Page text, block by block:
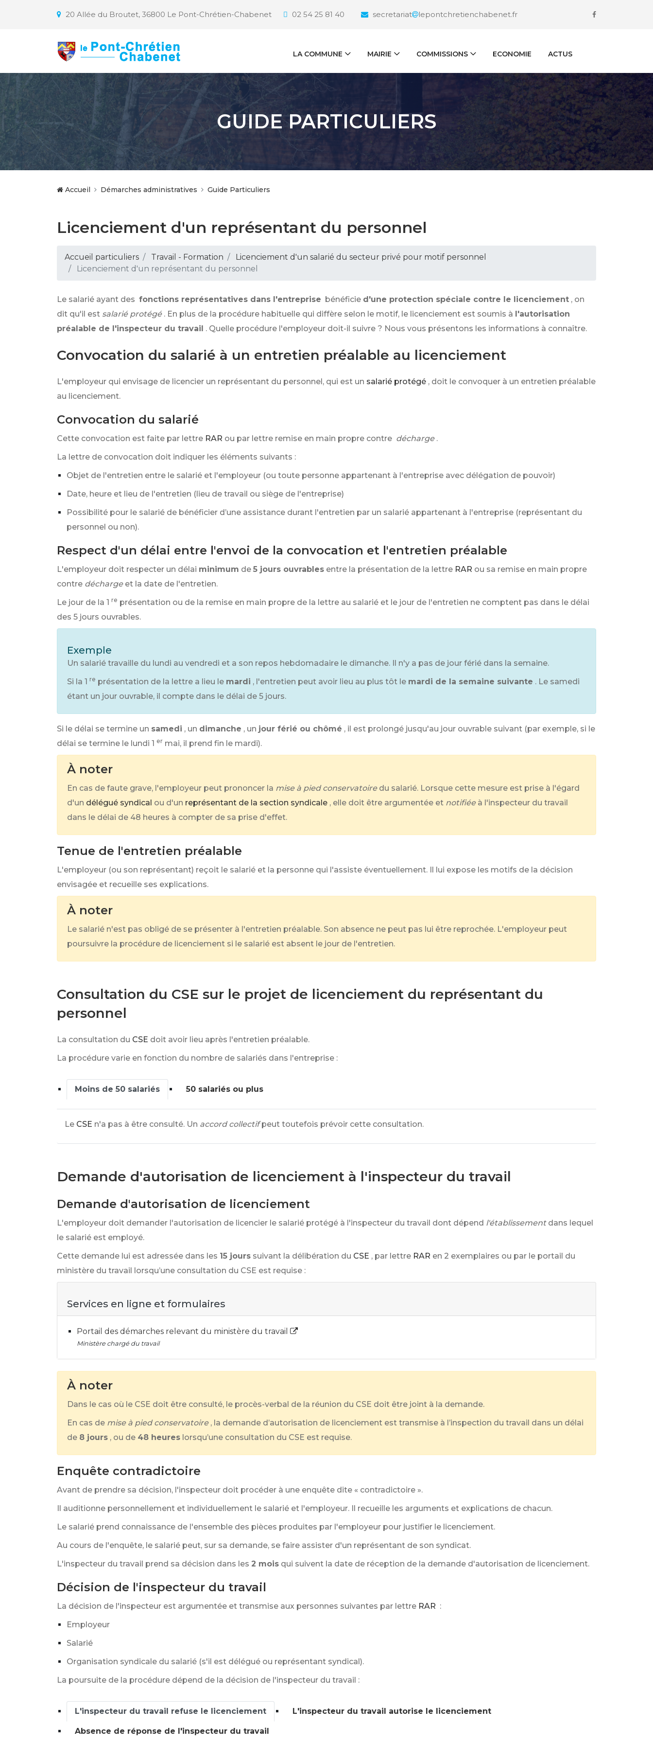
20 Allée du Broutet, 36800 Le Pont-Chrétien-Chabenet 02 54 25 81 40 secretariat lepontchretienchabenet.fr
LA COMMUNE MAIRIE COMMISSIONS ECONOMIE ACTUS
GUIDE PARTICULIERS
Accueil Démarches administratives Guide Particuliers
Licenciement d'un représentant du personnel
Accueil particuliers Travail - Formation
Licenciement d'un salarié du secteur privé pour motif personnel
Licenciement d'un représentant du personnel
Le salarié ayant des fonctions représentatives dans l'entreprise bénéficie d'une protection spéciale contre le licenciement , on
dit qu'il est salarié protégé . En plus de la procédure habituelle qui diffère selon le motif, le licenciement est soumis à l'autorisation
préalable de l'inspecteur du travail . Quelle procédure l'employeur doit-il suivre ? Nous vous présentons les informations à connaître.
Convocation du salarié à un entretien préalable au licenciement
L'employeur qui envisage de licencier un représentant du personnel, qui est un salarié protégé , doit le convoquer à un entretien préalable
au licenciement.
Convocation du salarié
Cette convocation est faite par lettre RAR ou par lettre remise en main propre contre décharge .
La lettre de convocation doit indiquer les éléments suivants :
Objet de l'entretien entre le salarié et l'employeur (ou toute personne appartenant à l'entreprise avec délégation de pouvoir)
Date, heure et lieu de l'entretien (lieu de travail ou siège de l'entreprise)
Possibilité pour le salarié de bénéficier d’une assistance durant l'entretien par un salarié appartenant à l'entreprise (représentant du
personnel ou non).
Respect d'un délai entre l'envoi de la convocation et l'entretien préalable
L'employeur doit respecter un délai minimum de 5 jours ouvrables entre la présentation de la lettre RAR ou sa remise en main propre
contre décharge et la date de l'entretien.
Le jour de la 1 re présentation ou de la remise en main propre de la lettre au salarié et le jour de l'entretien ne comptent pas dans le délai
des 5 jours ouvrables.
Exemple
Un salarié travaille du lundi au vendredi et a son repos hebdomadaire le dimanche. Il n'y a pas de jour férié dans la semaine.
Si la 1 re présentation de la lettre a lieu le mardi , l'entretien peut avoir lieu au plus tôt le mardi de la semaine suivante . Le samedi
étant un jour ouvrable, il compte dans le délai de 5 jours.
Si le délai se termine un samedi , un dimanche , un jour férié ou chômé , il est prolongé jusqu'au jour ouvrable suivant (par exemple, si le
délai se termine le lundi 1 er mai, il prend fin le mardi).
À noter
En cas de faute grave, l'employeur peut prononcer la mise à pied conservatoire du salarié. Lorsque cette mesure est prise à l'égard
d'un délégué syndical ou d'un représentant de la section syndicale , elle doit être argumentée et notifiée à l'inspecteur du travail
dans le délai de 48 heures à compter de sa prise d'effet.
Tenue de l'entretien préalable
L'employeur (ou son représentant) reçoit le salarié et la personne qui l'assiste éventuellement. Il lui expose les motifs de la décision
envisagée et recueille ses explications.
À noter
Le salarié n'est pas obligé de se présenter à l'entretien préalable. Son absence ne peut pas lui être reprochée. L'employeur peut
poursuivre la procédure de licenciement si le salarié est absent le jour de l'entretien.
Consultation du CSE sur le projet de licenciement du représentant du
personnel
La consultation du CSE doit avoir lieu après l'entretien préalable.
La procédure varie en fonction du nombre de salariés dans l'entreprise :
Moins de 50 salariés 50 salariés ou plus
Le CSE n'a pas à être consulté. Un accord collectif peut toutefois prévoir cette consultation.
Demande d'autorisation de licenciement à l'inspecteur du travail
Demande d'autorisation de licenciement
L'employeur doit demander l'autorisation de licencier le salarié protégé à l'inspecteur du travail dont dépend l'établissement dans lequel
le salarié est employé.
Cette demande lui est adressée dans les 15 jours suivant la délibération du CSE , par lettre RAR en 2 exemplaires ou par le portail du
ministère du travail lorsqu’une consultation du CSE est requise :
Services en ligne et formulaires
Portail des démarches relevant du ministère du travail
Ministère chargé du travail
À noter
Dans le cas où le CSE doit être consulté, le procès-verbal de la réunion du CSE doit être joint à la demande.
En cas de mise à pied conservatoire , la demande d’autorisation de licenciement est transmise à l’inspection du travail dans un délai
de 8 jours , ou de 48 heures lorsqu’une consultation du CSE est requise.
Enquête contradictoire
Avant de prendre sa décision, l'inspecteur doit procéder à une enquête dite « contradictoire ».
Il auditionne personnellement et individuellement le salarié et l'employeur. Il recueille les arguments et explications de chacun.
Le salarié prend connaissance de l'ensemble des pièces produites par l'employeur pour justifier le licenciement.
Au cours de l'enquête, le salarié peut, sur sa demande, se faire assister d'un représentant de son syndicat.
L'inspecteur du travail prend sa décision dans les 2 mois qui suivent la date de réception de la demande d'autorisation de licenciement.
Décision de l'inspecteur du travail
La décision de l'inspecteur est argumentée et transmise aux personnes suivantes par lettre RAR :
Employeur
Salarié
Organisation syndicale du salarié (s'il est délégué ou représentant syndical).
La poursuite de la procédure dépend de la décision de l'inspecteur du travail :
L'inspecteur du travail refuse le licenciement L'inspecteur du travail autorise le licenciement
Absence de réponse de l'inspecteur du travail